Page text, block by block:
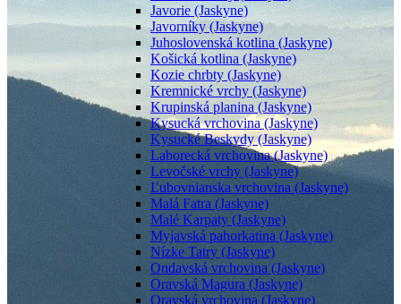
Javorie (Jaskyne)
Javorníky (Jaskyne)
Juhoslovenská kotlina (Jaskyne)
Košická kotlina (Jaskyne)
Kozie chrbty (Jaskyne)
Kremnické vrchy (Jaskyne)
Krupinská planina (Jaskyne)
Kysucká vrchovina (Jaskyne)
Kysucké Beskydy (Jaskyne)
Laborecká vrchovina (Jaskyne)
Levočské vrchy (Jaskyne)
Ľubovnianska vrchovina (Jaskyne)
Malá Fatra (Jaskyne)
Malé Karpaty (Jaskyne)
Myjavská pahorkatina (Jaskyne)
Nízke Tatry (Jaskyne)
Ondavská vrchovina (Jaskyne)
Oravská Magura (Jaskyne)
Oravská vrchovina (Jaskyne)